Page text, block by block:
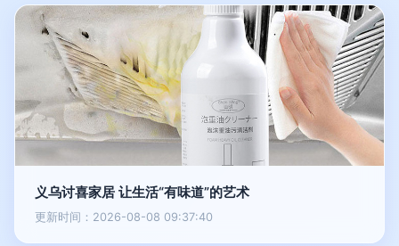
义乌讨喜家居 让生活“有味道”的艺术
更新时间：2026-08-08 09:37:40